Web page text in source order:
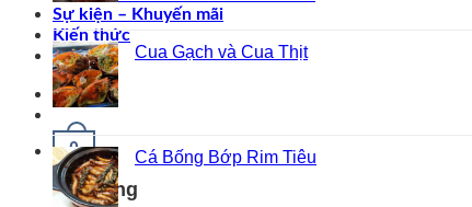
Sự kiện – Khuyến mãi
Kiến thức
Liên hệ
0
Giỏ hàng
Cua Gạch và Cua Thịt
Cá Bống Bớp Rim Tiêu